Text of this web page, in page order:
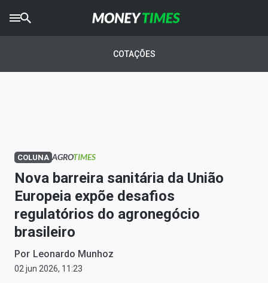
AGROTIMES
Newsletters
Money Trader
Anuncie
Últimas Notícias
Newsletters
COTAÇÕES
COLUNA AGROTIMES
Nova barreira sanitária da União
Europeia expõe desafios
regulatórios do agronegócio
brasileiro
Por Leonardo Munhoz
02 jun 2026, 11:23